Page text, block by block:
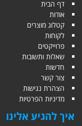
דף הבית
אודות
קטלוג מוצרים
לקוחות
פרוייקטים
שאלות ותשובות
חדשות
צור קשר
הצהרת נגישות
מדיניות הפרטיות
איך להגיע אלינו